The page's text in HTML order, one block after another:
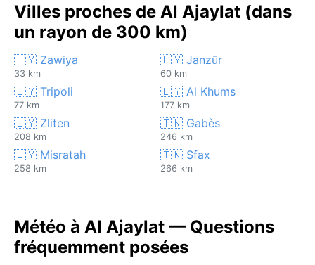
Villes proches de Al Ajaylat (dans
un rayon de 300 km)
🇱🇾 Zawiya
33 km
🇱🇾 Janzūr
60 km
🇱🇾 Tripoli
77 km
🇱🇾 Al Khums
177 km
🇱🇾 Zliten
208 km
🇹🇳 Gabès
246 km
🇱🇾 Misratah
258 km
🇹🇳 Sfax
266 km
Météo à Al Ajaylat — Questions
fréquemment posées